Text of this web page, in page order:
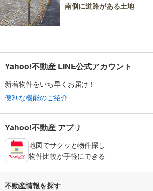
南側に道路がある土地
Yahoo!不動産 LINE公式アカウント
新着物件をいち早くお届け！
便利な機能のご紹介
Yahoo!不動産 アプリ
地図でサクッと物件探し
物件比較が手軽にできる
不動産情報を探す